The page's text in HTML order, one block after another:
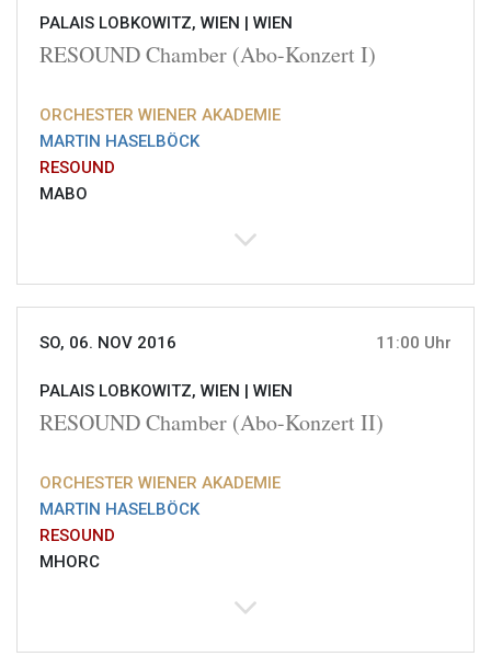
PALAIS LOBKOWITZ, WIEN | WIEN
RESOUND Chamber (Abo-Konzert I)
ORCHESTER WIENER AKADEMIE
MARTIN HASELBÖCK
RESOUND
MABO
SO, 06. NOV 2016 11:00 Uhr
PALAIS LOBKOWITZ, WIEN | WIEN
RESOUND Chamber (Abo-Konzert II)
ORCHESTER WIENER AKADEMIE
MARTIN HASELBÖCK
RESOUND
MHORC